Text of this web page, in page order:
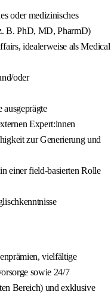
oder medizinisches
B. PhD, MD, PharmD)
idealerweise als Medical
oder
Expert:innen
zur Generierung und
einer field-basierten Rolle
vielfältige
sowie 24/7
Bereich) und exklusive